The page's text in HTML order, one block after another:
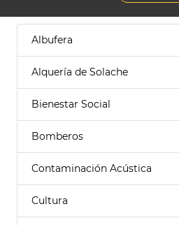
Albufera
Alquería de Solache
Bienestar Social
Bomberos
Contaminación Acústica
Cultura